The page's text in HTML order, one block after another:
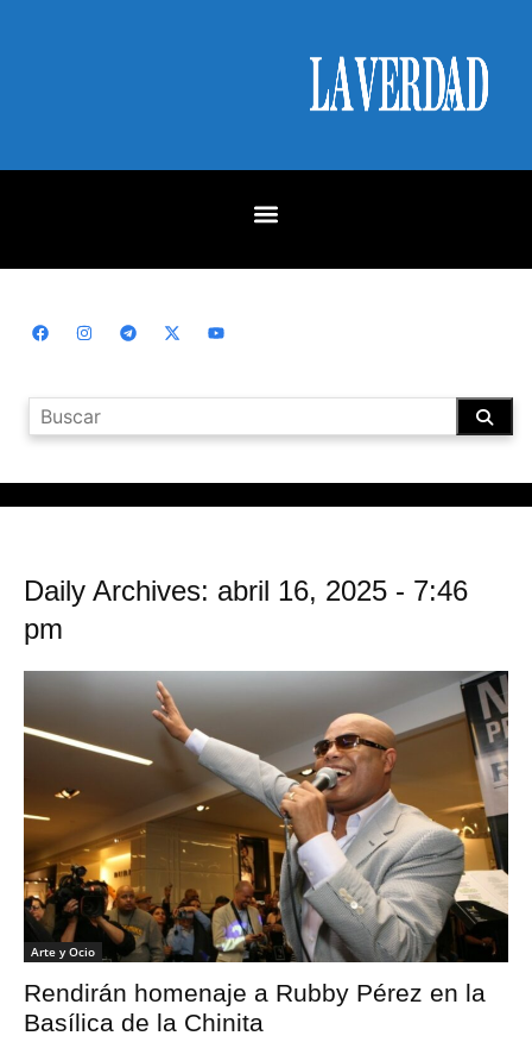
Daily Archives: abril 16, 2025 - 7:46
pm
Arte y Ocio
Rendirán homenaje a Rubby Pérez en la
Basílica de la Chinita